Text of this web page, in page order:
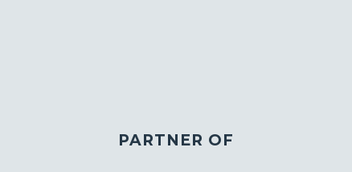
PARTNER OF